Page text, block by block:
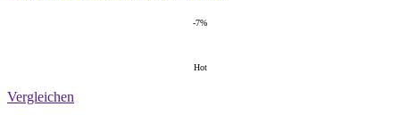
-7%
Hot
Vergleichen